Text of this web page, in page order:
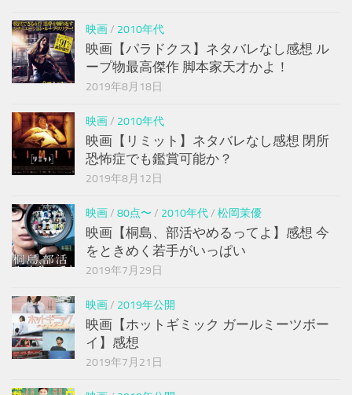
映画/ 2010年代
映画【パラドクス】ネタバレなし感想 ル
ープ物最高傑作 脚本家天才かよ！
2019年8月18日
映画/ 2010年代
映画【リミット】ネタバレなし感想 閉所
恐怖症でも鑑賞可能か？
2019年8月12日
映画/ 80点〜 / 2010年代/ 松岡茉優
映画【桐島、部活やめるってよ】感想 今
をときめく若手がいっぱい
2019年7月29日
映画/ 2019年公開
映画【ホットギミック ガールミーツボー
イ】感想
2019年7月21日